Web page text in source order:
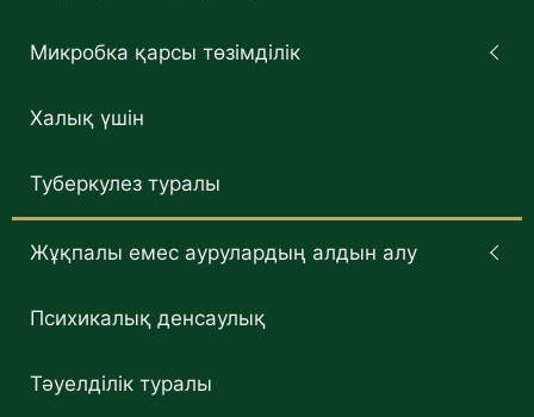
Микробка қарсы төзімділік
Халық үшін
Туберкулез туралы
Жұқпалы емес аурулардың алдын алу
Психикалық денсаулық
Тәуелділік туралы